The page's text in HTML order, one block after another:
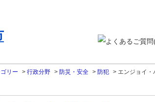
リー > 行政分野 > 防災・安全 > 防犯 > エンジョイ・